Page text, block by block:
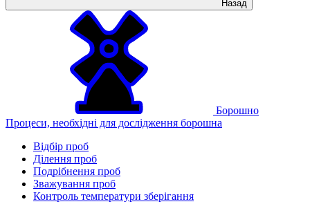
Назад
Борошно
Процеси, необхідні для дослідження борошна
Відбір проб
Ділення проб
Подрібнення проб
Зважування проб
Контроль температури зберігання